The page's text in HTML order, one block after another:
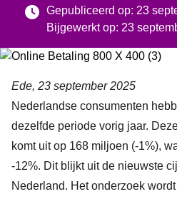
Gepubliceerd op: 23
Bijgewerkt op: 23
Ede, 23 september 2025
Nederlandse consumenten
dezelfde periode vorig jaar.
komt uit op 168 miljoen (-1%),
-12%. Dit blijkt uit de nieuwste
Nederland. Het onderzoek